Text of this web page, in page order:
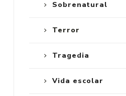
Sobrenatural
Terror
Tragedia
Vida escolar